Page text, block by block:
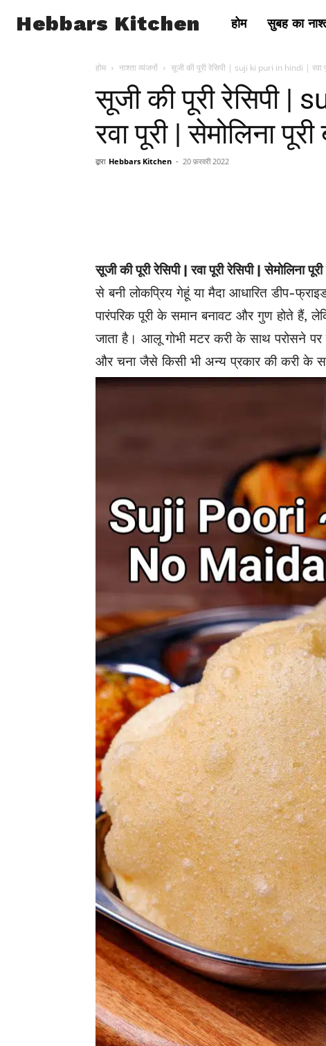
Hebbars Kitchen होम सुबह का
होम नाश्ता व्यंजनों सूजी की पूरी रेसिपी | suji ki puri in hindi | रवा
सूजी की पूरी रेसिपी
रवा पूरी | सेमोलिना
द्वारा Hebbars Kitchen - 20 फ़रवरी 2022
सूजी की पूरी रेसिपी | रवा पूरी रेसिपी | सेमोलिना
से बनी लोकप्रिय गेहूं या मैदा आधारित डीप-
पारंपरिक पूरी के समान बनावट और गुण होते हैं,
जाता है। आलू गोभी मटर करी के साथ परोसने
और चना जैसे किसी भी अन्य प्रकार की करी के